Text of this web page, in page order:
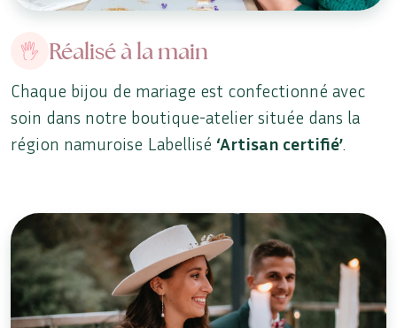
Réalisé à la main
Chaque bijou de mariage est confectionné avec
soin dans notre boutique-atelier située dans la
région namuroise Labellisé ‘Artisan certifié’.